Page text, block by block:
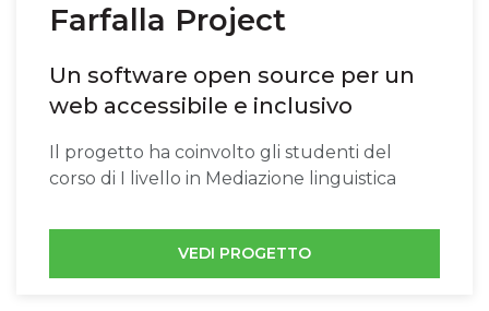
Farfalla Project
Un software open source per un
web accessibile e inclusivo
Il progetto ha coinvolto gli studenti del
corso di I livello in Mediazione linguistica
VEDI PROGETTO